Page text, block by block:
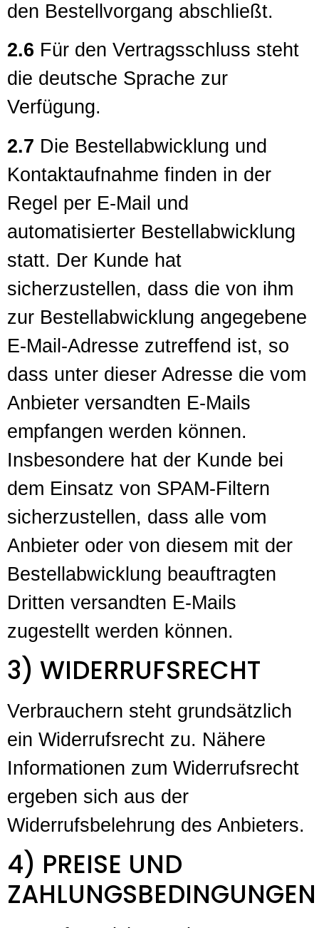
den Bestellvorgang abschließt.
2.6 Für den Vertragsschluss steht
die deutsche Sprache zur
Verfügung.
2.7 Die Bestellabwicklung und
Kontaktaufnahme finden in der
Regel per E-Mail und
automatisierter Bestellabwicklung
statt. Der Kunde hat
sicherzustellen, dass die von ihm
zur Bestellabwicklung angegebene
E-Mail-Adresse zutreffend ist, so
dass unter dieser Adresse die vom
Anbieter versandten E-Mails
empfangen werden können.
Insbesondere hat der Kunde bei
dem Einsatz von SPAM-Filtern
sicherzustellen, dass alle vom
Anbieter oder von diesem mit der
Bestellabwicklung beauftragten
Dritten versandten E-Mails
zugestellt werden können.
3) WIDERRUFSRECHT
Verbrauchern steht grundsätzlich
ein Widerrufsrecht zu. Nähere
Informationen zum Widerrufsrecht
ergeben sich aus der
Widerrufsbelehrung des Anbieters.
4) PREISE UND
ZAHLUNGSBEDINGUNGEN